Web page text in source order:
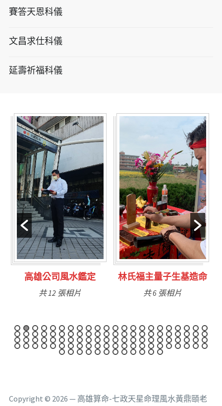
賽答天恩科儀
文昌求仕科儀
延壽祈福科儀
林氏福主量子生基造命
共 6 張相片
台南永康風水鑑定
共 9 張相片
Copyright © 2026 — 高雄算命-七政天星命理風水黃鼎頤老